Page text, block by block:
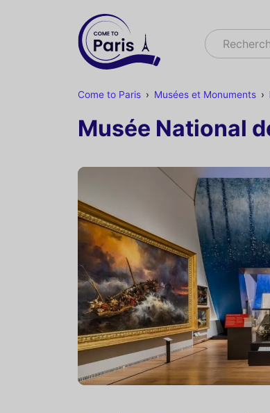
Rechercher
Come to Paris Musées et Monuments
Musée National